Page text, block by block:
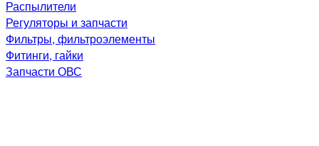
Распылители
Регуляторы и запчасти
Фильтры, фильтроэлементы
Фитинги, гайки
Запчасти ОВС